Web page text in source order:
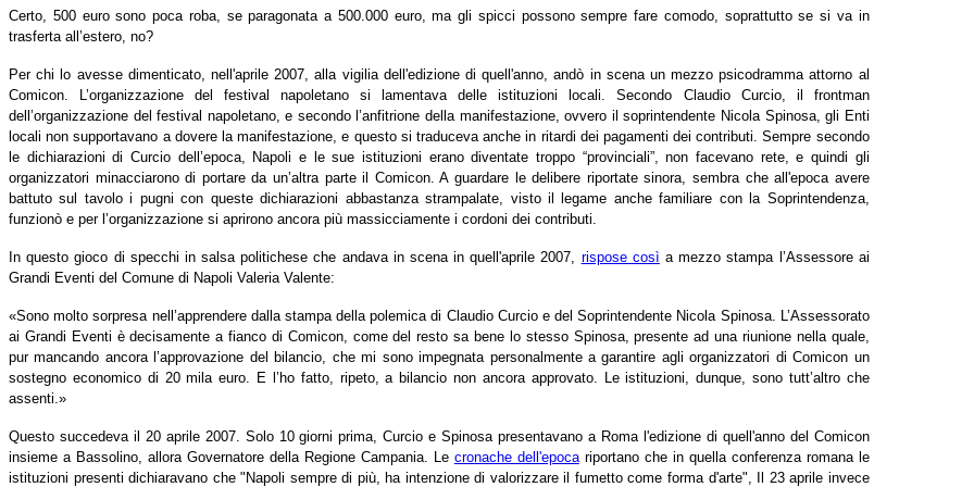
Certo, 500 euro sono poca roba, se paragonata a 500.000 euro, ma gli spicci possono sempre fare comodo, soprattutto se si va in
trasferta all’estero, no?
Per chi lo avesse dimenticato, nell'aprile 2007, alla vigilia dell'edizione di quell'anno, andò in scena un mezzo psicodramma attorno al
Comicon. L’organizzazione del festival napoletano si lamentava delle istituzioni locali. Secondo Claudio Curcio, il frontman
dell’organizzazione del festival napoletano, e secondo l’anfitrione della manifestazione, ovvero il soprintendente Nicola Spinosa, gli Enti
locali non supportavano a dovere la manifestazione, e questo si traduceva anche in ritardi dei pagamenti dei contributi. Sempre secondo
le dichiarazioni di Curcio dell’epoca, Napoli e le sue istituzioni erano diventate troppo “provinciali”, non facevano rete, e quindi gli
organizzatori minacciarono di portare da un’altra parte il Comicon. A guardare le delibere riportate sinora, sembra che all'epoca avere
battuto sul tavolo i pugni con queste dichiarazioni abbastanza strampalate, visto il legame anche familiare con la Soprintendenza,
funzionò e per l’organizzazione si aprirono ancora più massicciamente i cordoni dei contributi.
In questo gioco di specchi in salsa politichese che andava in scena in quell'aprile 2007, rispose così a mezzo stampa l’Assessore ai
Grandi Eventi del Comune di Napoli Valeria Valente:
«Sono molto sorpresa nell’apprendere dalla stampa della polemica di Claudio Curcio e del Soprintendente Nicola Spinosa. L’Assessorato
ai Grandi Eventi è decisamente a fianco di Comicon, come del resto sa bene lo stesso Spinosa, presente ad una riunione nella quale,
pur mancando ancora l’approvazione del bilancio, che mi sono impegnata personalmente a garantire agli organizzatori di Comicon un
sostegno economico di 20 mila euro. E l’ho fatto, ripeto, a bilancio non ancora approvato. Le istituzioni, dunque, sono tutt’altro che
assenti.»
Questo succedeva il 20 aprile 2007. Solo 10 giorni prima, Curcio e Spinosa presentavano a Roma l'edizione di quell'anno del Comicon
insieme a Bassolino, allora Governatore della Regione Campania. Le cronache dell'epocariportano che in quella conferenza romana le
istituzioni presenti dichiaravano che "Napoli sempre di più, ha intenzione di valorizzare il fumetto come forma d'arte", Il 23 aprile invece